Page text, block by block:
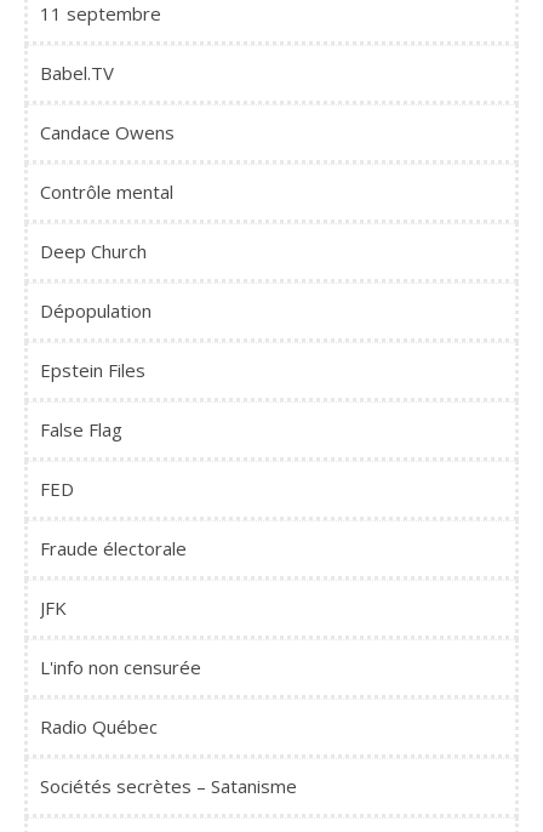
11 septembre
Babel.TV
Candace Owens
Contrôle mental
Deep Church
Dépopulation
Epstein Files
False Flag
FED
Fraude électorale
JFK
L'info non censurée
Radio Québec
Sociétés secrètes – Satanisme